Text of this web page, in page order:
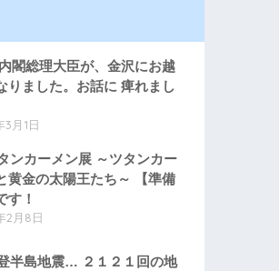
閣総理大臣が、金沢にお越
りました。お話に 痺れまし
3月1日
ンカーメン展 ～ツタンカー
黄金の太陽王たち～ 【準備
す！
2月8日
半島地震… ２１２１回の地